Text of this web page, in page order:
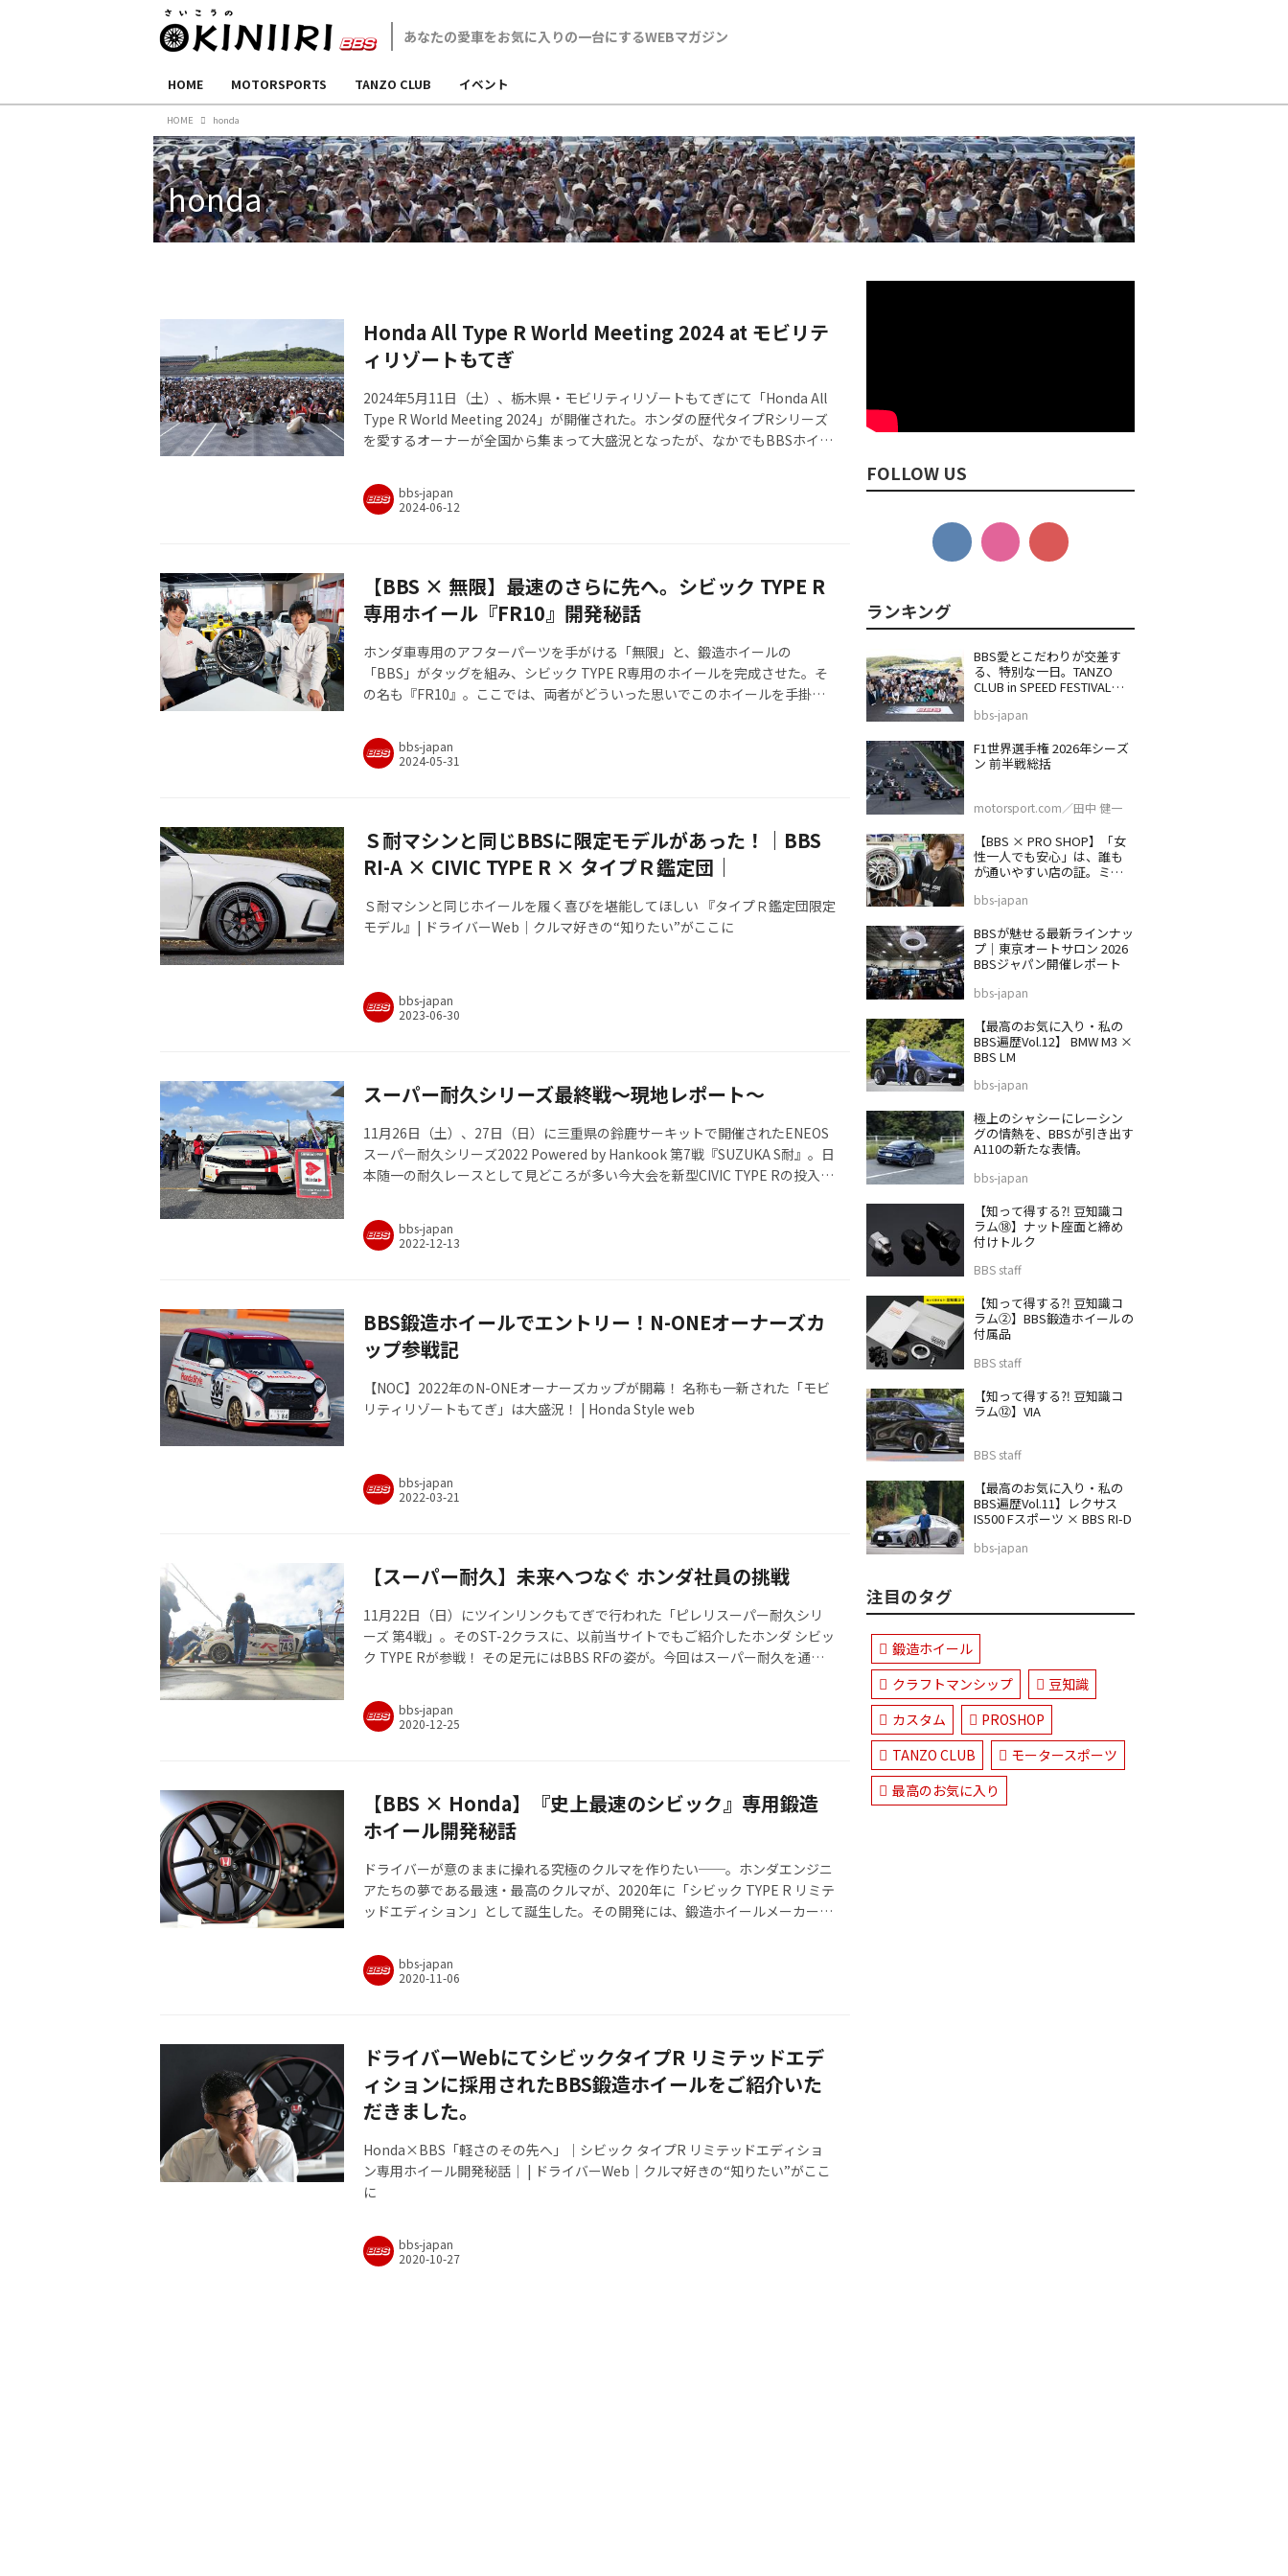
HOME MOTORSPORTS TANZO CLUB イベント
HOME honda
honda
Honda All Type R World Meeting 2024 at モビリテ
ィリゾートもてぎ
2024年5月11日（土）、栃木県・モビリティリゾートもてぎにて「Honda All
Type R World Meeting 2024」が開催された。ホンダの歴代タイプRシリーズ
を愛するオーナーが全国から集まって大盛況となったが、なかでもBBSホイー
購入することのできない、特別なBBSホイールを販売している「ホンダカーズ
野崎」にもインタビューを行った。（Text：佐橋 健太郎）
bbs-japan
【BBS × 無限】最速のさらに先へ。シビック TYPE R
専用ホイール『FR10』開発秘話
ホンダ車専用のアフターパーツを手がける「無限」と、鍛造ホイールの
「BBS」がタッグを組み、シビック TYPE R専用のホイールを完成させた。そ
の名も『FR10』。ここでは、両者がどういった思いでこのホイールを手掛け
bbs-japan
Ｓ耐マシンと同じBBSに限定モデルがあった！｜BBS
RI-A × CIVIC TYPE R × タイプＲ鑑定団｜
Ｓ耐マシンと同じホイールを履く喜びを堪能してほしい 『タイプＲ鑑定団限定
モデル』| ドライバーWeb｜クルマ好きの“知りたい”がここに
bbs-japan
スーパー耐久シリーズ最終戦～現地レポート～
11月26日（土）、27日（日）に三重県の鈴鹿サーキットで開催されたENEOS
スーパー耐久シリーズ2022 Powered by Hankook 第7戦『SUZUKA S耐』。日
本随一の耐久レースとして見どころが多い今大会を新型CIVIC TYPE Rの投入で
bbs-japan
BBS鍛造ホイールでエントリー！N-ONEオーナーズカ
ップ参戦記
【NOC】2022年のN-ONEオーナーズカップが開幕！ 名称も一新された「モビ
リティリゾートもてぎ」は大盛況！ | Honda Style web
bbs-japan
【スーパー耐久】未来へつなぐ ホンダ社員の挑戦
11月22日（日）にツインリンクもてぎで行われた「ピレリスーパー耐久シリ
ーズ 第4戦」。そのST-2クラスに、以前当サイトでもご紹介したホンダ シビッ
ク TYPE Rが参戦！ その足元にはBBS RFの姿が。今回はスーパー耐久を通し
bbs-japan
【BBS × Honda】『史上最速のシビック』専用鍛造
ホイール開発秘話
ドライバーが意のままに操れる究極のクルマを作りたい──。ホンダエンジニ
アたちの夢である最速・最高のクルマが、2020年に「シビック TYPE R リミテ
ッドエディション」として誕生した。その開発には、鍛造ホイールメーカー
かにして究極の1台を作り上げたのか、その背景をご紹介していこう。
bbs-japan
ドライバーWebにてシビックタイプR リミテッドエデ
ィションに採用されたBBS鍛造ホイールをご紹介いた
だきました。
Honda×BBS「軽さのその先へ」｜シビック タイプR リミテッドエディショ
ン専用ホイール開発秘話｜ | ドライバーWeb｜クルマ好きの“知りたい”がここ
に
bbs-japan
FOLLOW US
BBS愛とこだわりが交差す
る、特別な一日。TANZO
CLUB in SPEED FESTIVAL
bbs-japan
F1世界選手権 2026年シーズ
ン 前半戦総括
motorsport.com／田中 健一
【BBS × PRO SHOP】「女
性一人でも安心」は、誰も
が通いやすい店の証。ミス
ス店
bbs-japan
BBSが魅せる最新ラインナッ
プ｜東京オートサロン 2026
BBSジャパン開催レポート
bbs-japan
【最高のお気に入り・私の
BBS遍歴Vol.12】 BMW M3 ×
BBS LM
bbs-japan
極上のシャシーにレーシン
グの情熱を、BBSが引き出す
A110の新たな表情。
bbs-japan
【知って得する⁈ 豆知識コ
ラム⑱】ナット座面と締め
付けトルク
BBS staff
【知って得する⁈ 豆知識コ
ラム②】BBS鍛造ホイールの
付属品
BBS staff
【知って得する⁈ 豆知識コ
ラム⑫】VIA
BBS staff
【最高のお気に入り・私の
BBS遍歴Vol.11】レクサス
IS500 Fスポーツ × BBS RI-D
bbs-japan
注目のタグ
鍛造ホイール
クラフトマンシップ
豆知識
カスタム
PROSHOP
TANZO CLUB
モータースポーツ
最高のお気に入り